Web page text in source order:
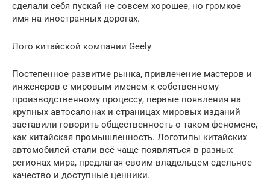
сделали себя пускай не совсем хорошее, но громкое
имя на иностранных дорогах.
Лого китайской компании Geely
Постепенное развитие рынка, привлечение мастеров и
инженеров с мировым именем к собственному
производственному процессу, первые появления на
крупных автосалонах и страницах мировых изданий
заставили говорить общественность о таком феномене,
как китайская промышленность. Логотипы китайских
автомобилей стали всё чаще появляться в разных
регионах мира, предлагая своим владельцем сдельное
качество и доступные ценники.